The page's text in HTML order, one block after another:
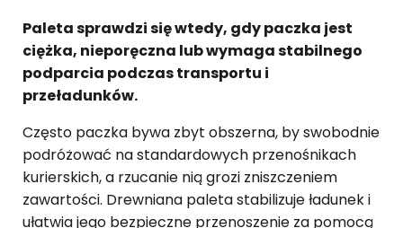
Paleta sprawdzi się wtedy, gdy paczka jest
ciężka, nieporęczna lub wymaga stabilnego
podparcia podczas transportu i
przeładunków.
Często paczka bywa zbyt obszerna, by swobodnie
podróżować na standardowych przenośnikach
kurierskich, a rzucanie nią grozi zniszczeniem
zawartości. Drewniana paleta stabilizuje ładunek i
ułatwia jego bezpieczne przenoszenie za pomocą